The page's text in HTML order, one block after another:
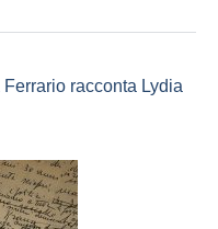
racconta Lydia